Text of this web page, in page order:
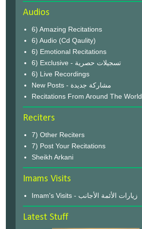
Audios
6) Amazing Recitations
6) Audio (Cd Qaulity)
6) Emotional Recitations
6) Exclusive - تسجيلات حصرية
6) Live Recordings
New Posts - مشاركة جديدة
Recitations From Around The World
Reciters
7) Other Reciters
7) Post Your Recitations
Sheikh Arkani
Imams Visits
Imam's Visits - زيارات الأئمة الأجانب
Latest Stuff